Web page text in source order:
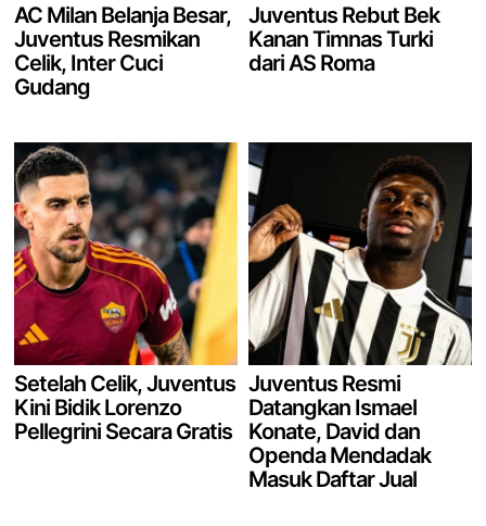
AC Milan Belanja Besar,
Juventus Resmikan
Celik, Inter Cuci
Gudang
Juventus Rebut Bek
Kanan Timnas Turki
dari AS Roma
Setelah Celik, Juventus
Kini Bidik Lorenzo
Pellegrini Secara Gratis
Juventus Resmi
Datangkan Ismael
Konate, David dan
Openda Mendadak
Masuk Daftar Jual